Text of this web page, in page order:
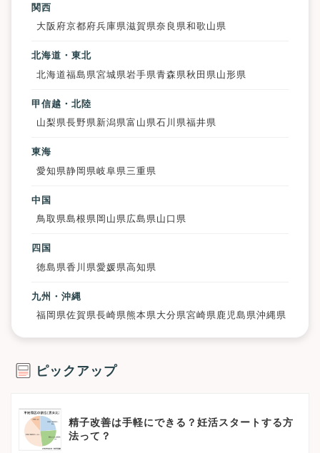
関西
大阪府京都府兵庫県滋賀県奈良県和歌山県
北海道・東北
北海道福島県宮城県岩手県青森県秋田県 山形県
甲信越・北陸
山梨県長野県新潟県富山県石川県福井県
東海
愛知県静岡県岐阜県 三重県
中国
鳥取県島根県 岡山県広島県山口県
四国
徳島県香川県愛媛県高知県
九州・沖縄
福岡県佐賀県長崎県熊本県大分県宮崎県鹿児島県沖縄県
ピックアップ
精子改善は手軽にできる？妊活スタートする方
法って？